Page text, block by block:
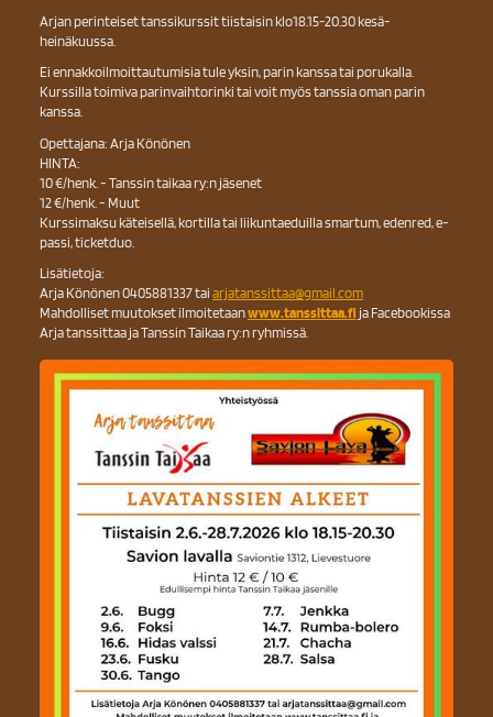
Arjan perinteiset tanssikurssit tiistaisin klo18.15-20.30 kesä-
heinäkuussa.
Ei ennakkoilmoittautumisia tule yksin, parin kanssa tai porukalla.
Kurssilla toimiva parinvaihtorinki tai voit myös tanssia oman parin
kanssa.
Opettajana: Arja Könönen
HINTA:
10 €/henk. - Tanssin taikaa ry:n jäsenet
12 €/henk. - Muut
Kurssimaksu käteisellä, kortilla tai liikuntaeduilla smartum, edenred, e-
passi, ticketduo.
Lisätietoja:
Arja Könönen 0405881337 taiarjatanssittaa@gmail.com
Mahdolliset muutokset ilmoitetaanwww.tanssittaa.fi ja Facebookissa
Arja tanssittaa ja Tanssin Taikaa ry:n ryhmissä.